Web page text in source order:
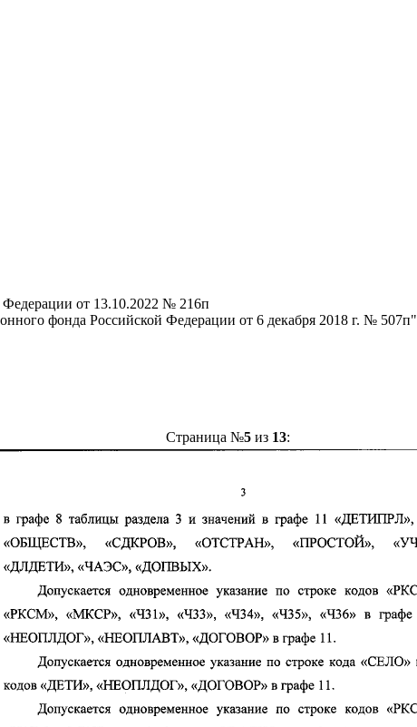
от 13.10.2022 № 216п
фонда Российской Федерации от 6 декабря 2018 г. № 507п"
Страница №5из 13: